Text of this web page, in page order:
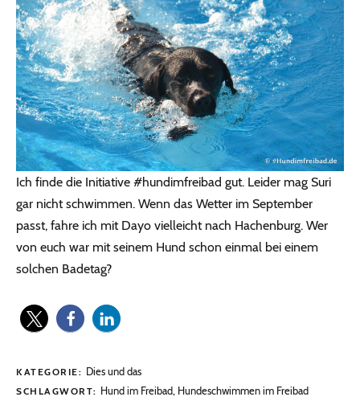
Ich finde die Initiative #hundimfreibad gut. Leider mag Suri
gar nicht schwimmen. Wenn das Wetter im September
passt, fahre ich mit Dayo vielleicht nach Hachenburg. Wer
von euch war mit seinem Hund schon einmal bei einem
solchen Badetag?
KATEGORIE: Dies und das
SCHLAGWORT: Hund im Freibad, Hundeschwimmen im Freibad